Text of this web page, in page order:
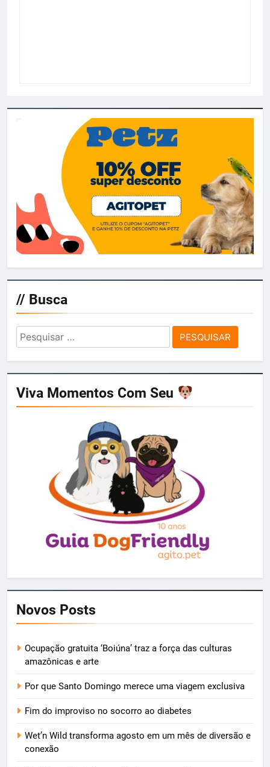
// Busca
Pesquisar
por:
Viva Momentos Com Seu
Novos Posts
Ocupação gratuita ‘Boiúna’ traz a força das culturas
amazônicas e arte
Por que Santo Domingo merece uma viagem exclusiva
Fim do improviso no socorro ao diabetes
Wet’n Wild transforma agosto em um mês de diversão e
conexão